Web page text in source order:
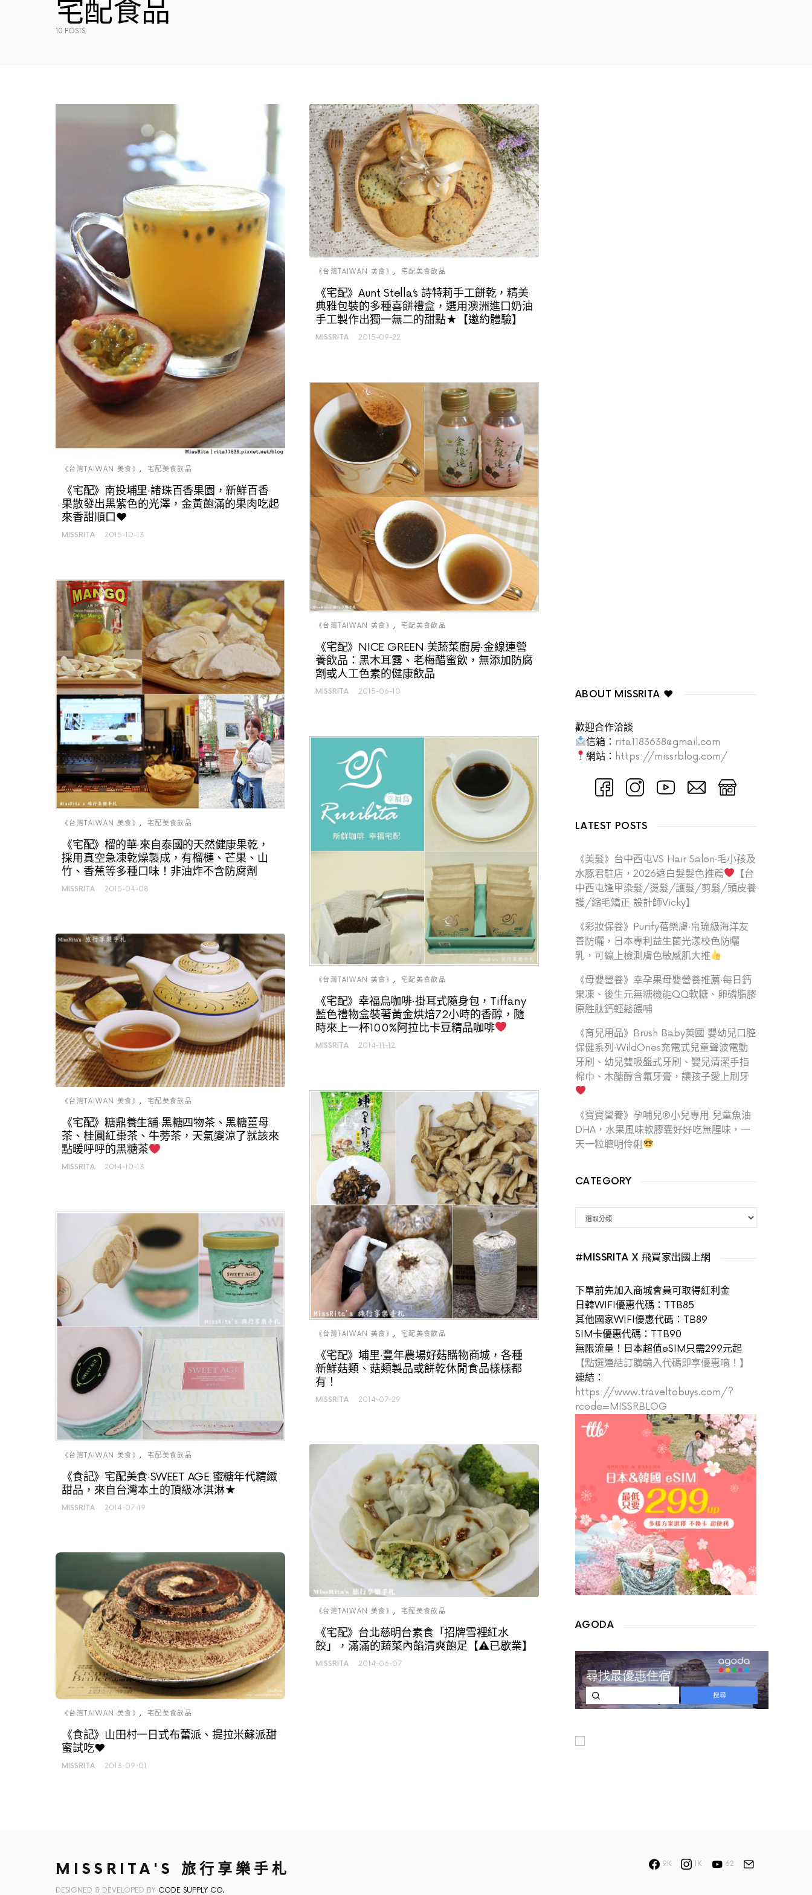
宅配食品
10 POSTS
《台灣TAIWAN 美食》 宅配美食飲品
《宅配》南投埔里‧諸珠百香果園，新鮮百香
果散發出黑紫色的光澤，金黃飽滿的果肉吃起
來香甜順口♥
MISSRITA 2015-10-13
《台灣TAIWAN 美食》 宅配美食飲品
《宅配》榴的華‧來自泰國的天然健康果乾，
採用真空急凍乾燥製成，有榴槤、芒果、山
竹、香蕉等多種口味！非油炸不含防腐劑
MISSRITA 2015-04-08
《台灣TAIWAN 美食》 宅配美食飲品
《宅配》糖鼎養生舖‧黑糖四物茶、黑糖薑母
茶、桂圓紅棗茶、牛蒡茶，天氣變涼了就該來
點暖呼呼的黑糖茶
MISSRITA 2014-10-13
《台灣TAIWAN 美食》 宅配美食飲品
《食記》宅配美食‧SWEET AGE 蜜糖年代精緻
甜品，來自台灣本土的頂級冰淇淋★
MISSRITA 2014-07-19
《台灣TAIWAN 美食》 宅配美食飲品
《食記》山田村一日式布蕾派、提拉米蘇派甜
蜜試吃♥
MISSRITA 2013-09-01
《台灣TAIWAN 美食》 宅配美食飲品
《宅配》Aunt Stella’s 詩特莉手工餅乾，精美
典雅包裝的多種喜餅禮盒，選用澳洲進口奶油
手工製作出獨一無二的甜點★【邀約體驗】
MISSRITA 2015-09-22
《台灣TAIWAN 美食》 宅配美食飲品
《宅配》NICE GREEN 美蔬菜廚房‧金線連營
養飲品：黑木耳露、老梅醋蜜飲，無添加防腐
劑或人工色素的健康飲品
MISSRITA 2015-06-10
《台灣TAIWAN 美食》 宅配美食飲品
《宅配》幸福鳥咖啡‧掛耳式隨身包，Tiffany
藍色禮物盒裝著黃金烘焙72小時的香醇，隨
時來上一杯100%阿拉比卡豆精品咖啡
MISSRITA 2014-11-12
《台灣TAIWAN 美食》 宅配美食飲品
《宅配》埔里‧豐年農場好菇購物商城，各種
新鮮菇類、菇類製品或餅乾休閒食品樣樣都
有！
MISSRITA 2014-07-29
《台灣TAIWAN 美食》 宅配美食飲品
《宅配》台北慈明台素食「招牌雪裡紅水
餃」，滿滿的蔬菜內餡清爽飽足【⚠已歇業】
MISSRITA 2014-06-07
ABOUT MISSRITA ♥
歡迎合作洽談
信箱： rita1183638@gmail.com
網站： https://missrblog.com/
LATEST POSTS
《美髮》台中西屯VS Hair Salon‧毛小孩及
水豚君駐店，2026遮白髮髮色推薦
【台
中西屯逢甲染髮/燙髮/護髮/剪髮/頭皮養
護/縮毛矯正 設計師Vicky】
《彩妝保養》Purify蓓樂膚‧帛琉級海洋友
善防曬，日本專利益生菌光漾校色防曬
乳，可線上檢測膚色敏感肌大推
《母嬰營養》幸孕果母嬰營養推薦‧每日鈣
果凍、後生元無糖機能QQ軟糖、卵磷脂膠
原胜肽鈣輕鬆餵哺
《育兒用品》Brush Baby英國 嬰幼兒口腔
保健系列‧WildOnes充電式兒童聲波電動
牙刷、幼兒雙吸盤式牙刷、嬰兒清潔手指
棉巾、木醣醇含氟牙膏，讓孩子愛上刷牙
《寶寶營養》孕哺兒®小兒專用 兒童魚油
DHA，水果風味軟膠囊好好吃無腥味，一
天一粒聰明伶俐
CATEGORY
#MISSRITA X 飛買家出國上網
下單前先加入商城會員可取得紅利金
日韓WIFI優惠代碼：TTB85
其他國家WIFI優惠代碼：TB89
SIM卡優惠代碼：TTB90
無限流量！日本超值eSIM只需299元起
【點選連結訂購輸入代碼即享優惠唷！】
連結：
https://www.traveltobuys.com/?
rcode=MISSRBLOG
AGODA
MISSRITA'S 旅行享樂手札
DESIGNED & DEVELOPED BY CODE SUPPLY CO.
9K 1K 62